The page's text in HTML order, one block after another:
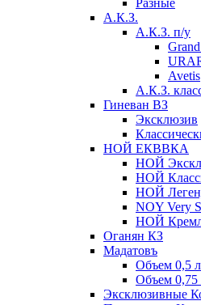
Разные
А.К.З.
А.К.З. п/у
Avetis
А.К.З.
Гиневан ВЗ
Эксклюзив
НОЙ ЕКВВКА
НОЙ
НОЙ
НОЙ
NOY Very
НОЙ
Оганян КЗ
Мадатовъ
Объем 0,5 л
Объем 0,75
Эксклюзивные